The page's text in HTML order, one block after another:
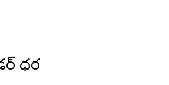
ధర